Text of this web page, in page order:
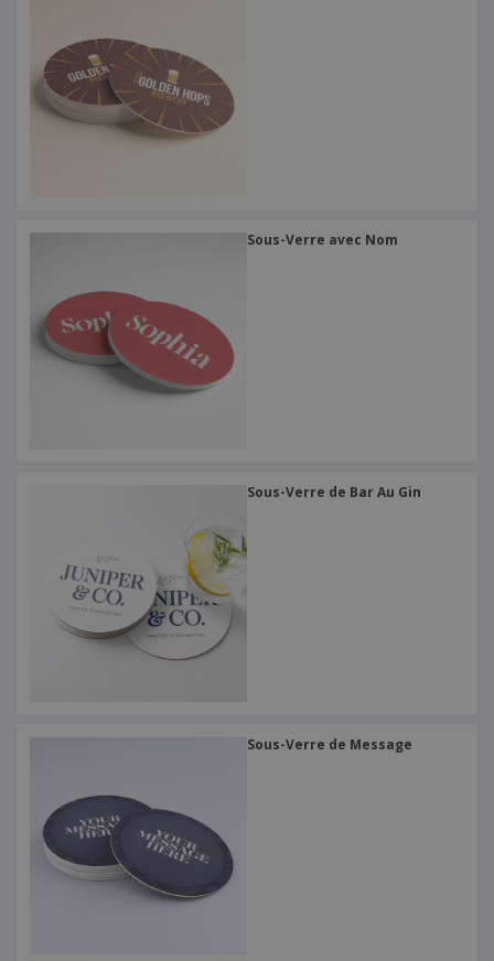
Sous-Verre avec Nom
Sous-Verre de Bar Au Gin
Sous-Verre de Message